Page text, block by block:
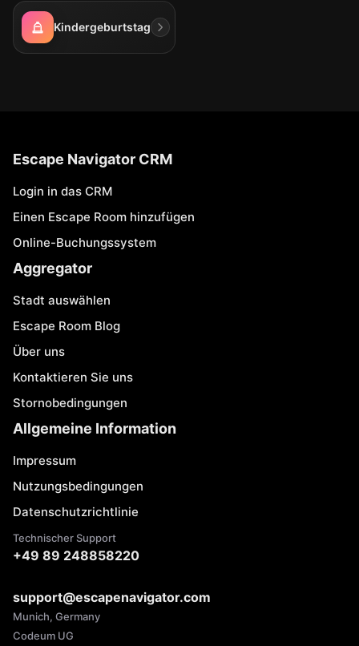
Kindergeburtstag
Escape Navigator CRM
Login in das CRM
Einen Escape Room hinzufügen
Online-Buchungssystem
Aggregator
Stadt auswählen
Escape Room Blog
Über uns
Kontaktieren Sie uns
Stornobedingungen
Allgemeine Information
Impressum
Nutzungsbedingungen
Datenschutzrichtlinie
Technischer Support
+49 89 248858220
support@escapenavigator.com
Munich, Germany
Codeum UG